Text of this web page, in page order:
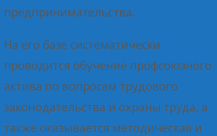
предпринимательства.
На его базе систематически
проводится обучение профсоюзного
актива по вопросам трудового
законодательства и охраны труда, а
также оказывается методическая и